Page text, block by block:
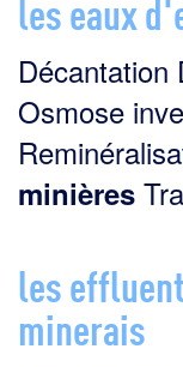
Décantation
Osmose
minières
les
minerais